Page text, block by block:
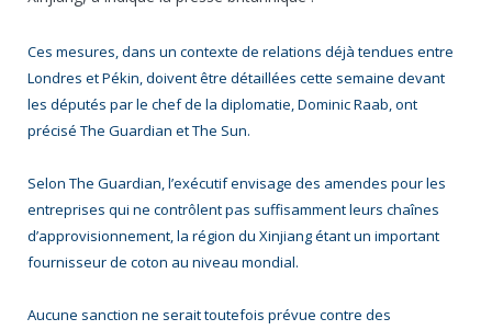
Ces mesures, dans un contexte de relations déjà tendues entre
Londres et Pékin, doivent être détaillées cette semaine devant
les députés par le chef de la diplomatie, Dominic Raab, ont
précisé The Guardian et The Sun.
Selon The Guardian, l’exécutif envisage des amendes pour les
entreprises qui ne contrôlent pas suffisamment leurs chaînes
d’approvisionnement, la région du Xinjiang étant un important
fournisseur de coton au niveau mondial.
Aucune sanction ne serait toutefois prévue contre des